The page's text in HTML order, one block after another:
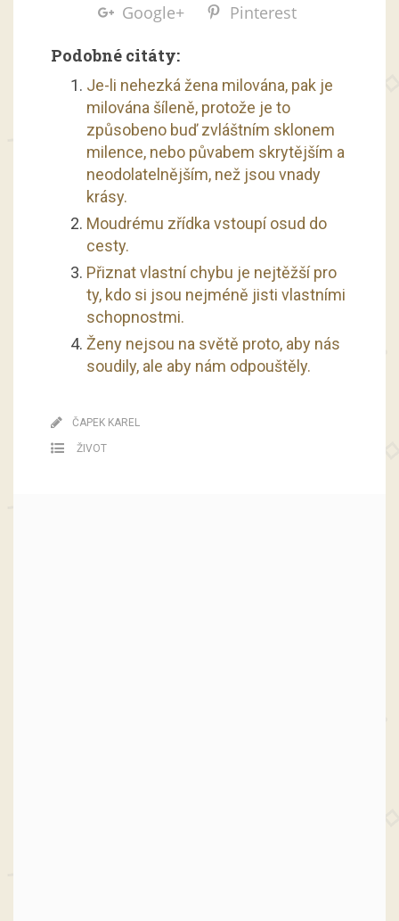
Google+
Pinterest
Podobné citáty:
Je-li nehezká žena milována, pak je
milována šíleně, protože je to
způsobeno buď zvláštním sklonem
milence, nebo půvabem skrytějším a
neodolatelnějším, než jsou vnady
krásy.
Moudrému zřídka vstoupí osud do
cesty.
Přiznat vlastní chybu je nejtěžší pro
ty, kdo si jsou nejméně jisti vlastními
schopnostmi.
Ženy nejsou na světě proto, aby nás
soudily, ale aby nám odpouštěly.
ČAPEK KAREL
ŽIVOT